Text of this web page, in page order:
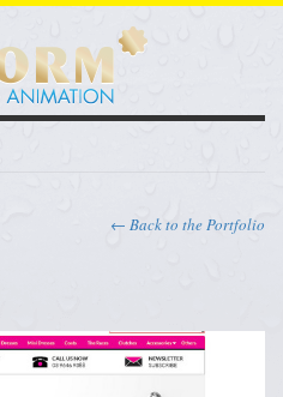
← Back to the Portfolio